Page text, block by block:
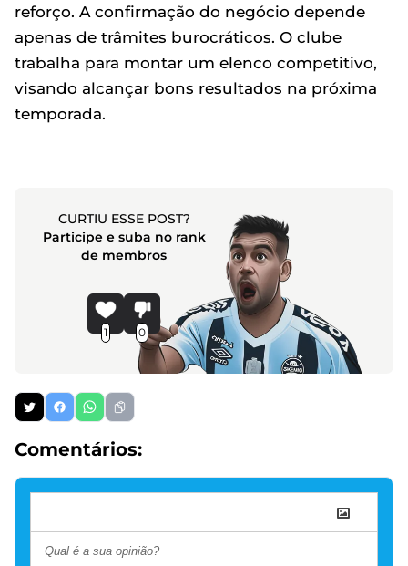
reforço. A confirmação do negócio depende
apenas de trâmites burocráticos. O clube
trabalha para montar um elenco competitivo,
visando alcançar bons resultados na próxima
temporada.
CURTIU ESSE POST?
Participe e suba no rank
de membros
1 0
Comentários: